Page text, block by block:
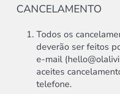
CANCELAMENTO
Todos os
deverão ser feitos
e-mail
aceites
telefone.